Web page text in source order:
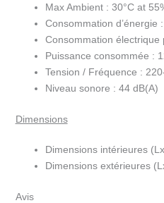
Max Ambient : 30°C at
Consommation d’énergie :
Consommation électrique
Puissance consommée :
Tension / Fréquence :
Niveau sonore : 44 dB(A)
Dimensions
Dimensions intérieures
Dimensions extérieures
Avis